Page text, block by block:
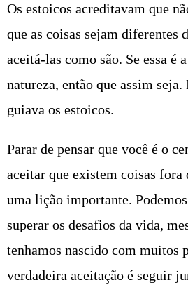
Os estoicos acreditavam que
que as coisas sejam diferentes
aceitá-las como são. Se essa é
natureza, então que assim seja.
guiava os estoicos.
Parar de pensar que você é o
aceitar que existem coisas fora
uma lição importante.
superar os desafios da vida,
tenhamos nascido com muitos
verdadeira aceitação é seguir